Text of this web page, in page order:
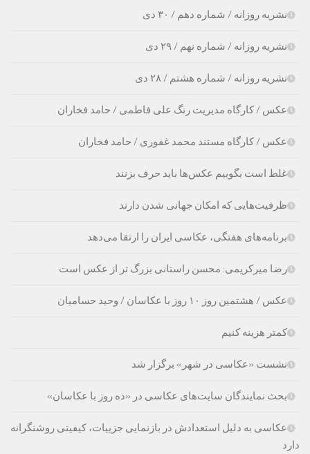
نشریه روزانه / شماره دهم / ۳۰ دی
نشریه روزانه / شماره نهم / ۲۹ دی
نشریه روزانه / شماره هشتم / ۲۸ دی
عکس / کارگاه مدیریت رنگ علی فاطمی / حامد فخاران
عکس / کارگاه مستند محمد غفوری / حامد فخاران
غلط است بگوییم عکس‌ها باید حرف بزنند
ظرفیت‌هایی که امکان جهانی شدن دارند
برنامه‌های هفتگی، عکاسی ایران را ارتقا می‌دهد
رضا میرکریمی: محسن راستانی بزرگ تر از عکس است
عکس / هشتمین روز ۱۰ روز با عکاسان / وحید حسامیان
کمتر هزینه کنیم
نشست «عکاسی در شهر» برگزار شد
بحث نمایندگان سایت‌های عکاسی در «ده روز با عکاسان»
عکاسی به دلیل استعدادش در بازنمایی جزییات، کیفیتی روشنگرانه
دارد